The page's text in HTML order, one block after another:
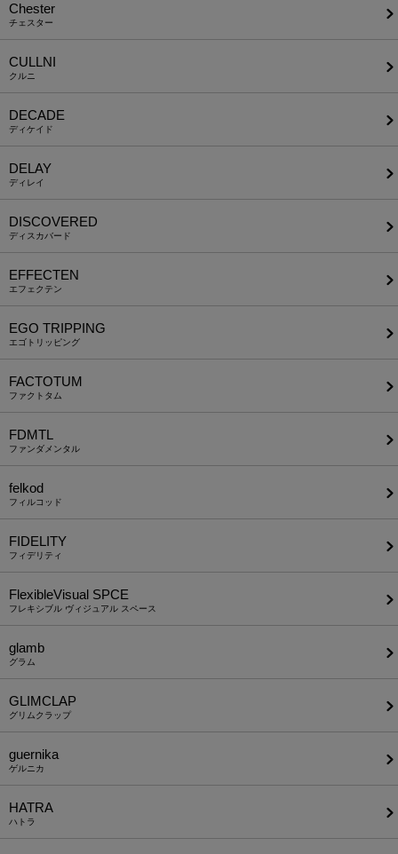
Chester
チェスター
CULLNI
クルニ
DECADE
ディケイド
DELAY
ディレイ
DISCOVERED
ディスカバード
EFFECTEN
エフェクテン
EGO TRIPPING
エゴトリッピング
FACTOTUM
ファクトタム
FDMTL
ファンダメンタル
felkod
フィルコッド
FIDELITY
フィデリティ
FlexibleVisual SPCE
フレキシブル ヴィジュアル スペース
glamb
グラム
GLIMCLAP
グリムクラップ
guernika
ゲルニカ
HATRA
ハトラ